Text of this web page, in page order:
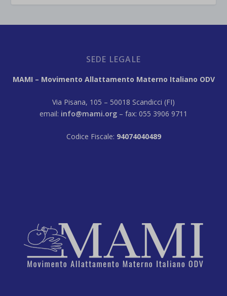
SEDE LEGALE
MAMI – Movimento Allattamento Materno Italiano ODV
Via Pisana, 105 – 50018 Scandicci (FI)
email: info@mami.org – fax: 055 3906 9711
Codice Fiscale: 94074040489